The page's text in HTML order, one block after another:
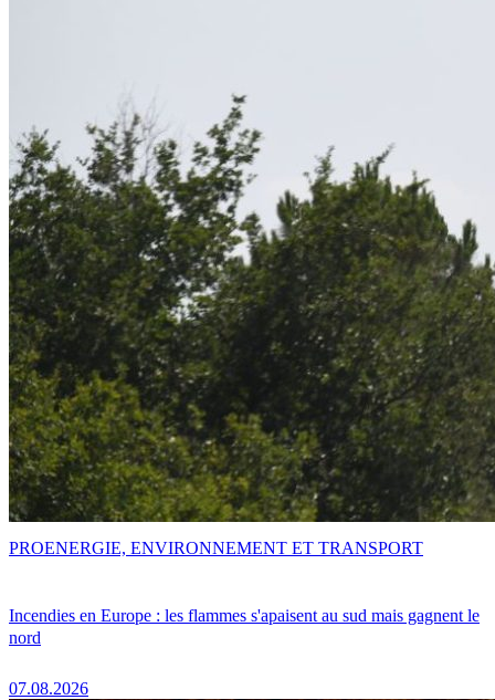
Incendies en Europe : les flammes s'apaisent au sud mais gagnent le
nord
07.08.2026
PROENERGIE, ENVIRONNEMENT ET TRANSPORT